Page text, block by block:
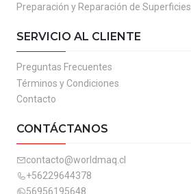
Preparación y Reparación de Superficies
SERVICIO AL CLIENTE
Preguntas Frecuentes
Términos y Condiciones
Contacto
CONTÁCTANOS
contacto@worldmaq.cl
+56229644378
56956195648